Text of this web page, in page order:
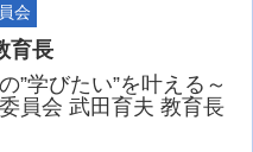
会
育長
”学びたい”を叶える～
員会 武田育夫 教育長